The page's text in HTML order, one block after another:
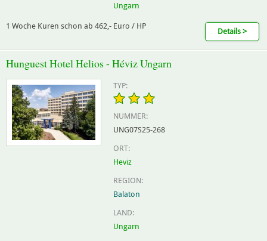
Ungarn
1 Woche Kuren schon ab 462,- Euro / HP
Details >
Hunguest Hotel Helios - Héviz Ungarn
TYP:
NUMMER:
UNG07S25-268
ORT:
Heviz
REGION:
Balaton
LAND:
Ungarn